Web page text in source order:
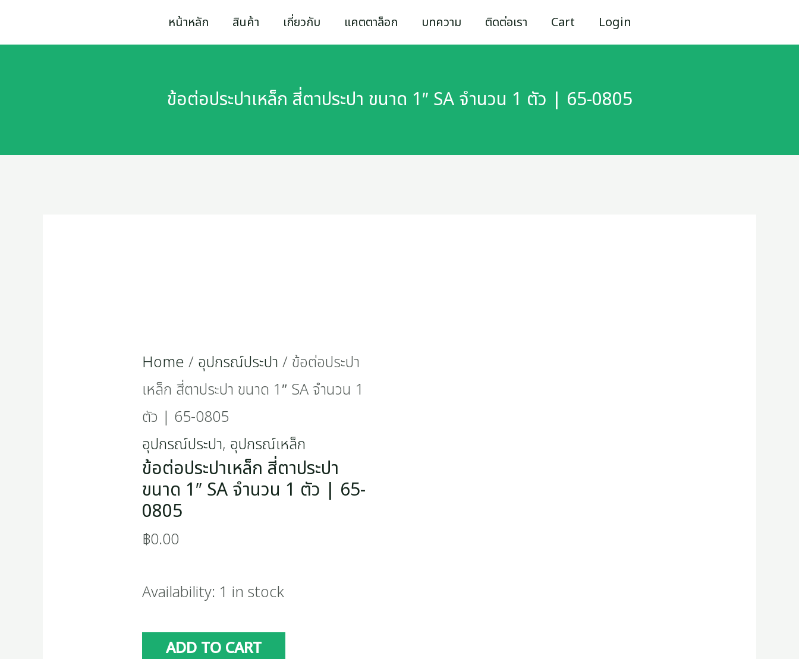
to
หน้าหลัก สินค้า เกี่ยวกับ แคตตาล็อก บทความ ติดต่อเรา Cart Login
ข้อต่อประปาเหล็ก สี่ตาประปา ขนาด 1″ SA จำนวน 1 ตัว | 65-0805
Home / อุปกรณ์ประปา / ข้อต่อประปา
เหล็ก สี่ตาประปา ขนาด 1″ SA จำนวน 1
ตัว | 65-0805
อุปกรณ์ประปา, อุปกรณ์เหล็ก
ข้อต่อประปาเหล็ก สี่ตาประปา
ขนาด 1″ SA จำนวน 1 ตัว | 65-
0805
฿0.00
Availability: 1 in stock
ต่อ
เหล็ก
ตา
|
65-
0805
quantity
ADD TO CART